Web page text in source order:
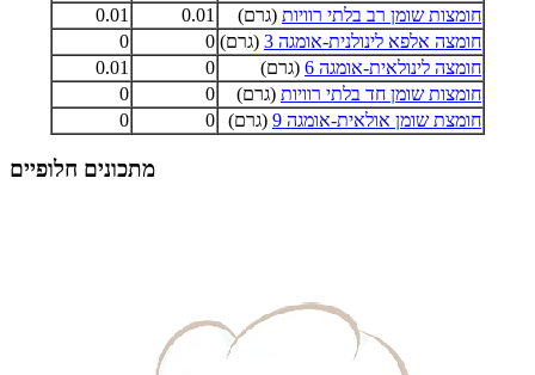
חומצות שומן רב בלתי רוויות (גרם) 0.01
0.01
חומצה אלפא לינולנית-אומגה 3
(גרם) 0
0
חומצה לינולאית-אומגה 6
(גרם) 0
0.01
חומצות שומן חד בלתי רוויות (גרם) 0
0
חומצת שומן אולאית-אומגה 9
(גרם) 0
0
מתכונים חלופיים